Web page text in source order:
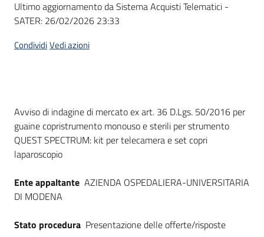
Seguici
su
Ultimo aggiornamento da Sistema Acquisti Telematici -
SATER: 26/02/2026 23:33
CondividiVedi azioni
Dati del bando
Avviso di indagine di mercato ex art. 36 D.Lgs. 50/2016 per
guaine copristrumento monouso e sterili per strumento
QUEST SPECTRUM: kit per telecamera e set copri
laparoscopio
Ente appaltante AZIENDA OSPEDALIERA-UNIVERSITARIA
DI MODENA
Stato procedura Presentazione delle offerte/risposte